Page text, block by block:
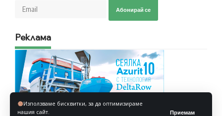
Използваме бисквитки, за да оптимизираме
нашия сайт.
Приемам
Абонирай се
Реклама